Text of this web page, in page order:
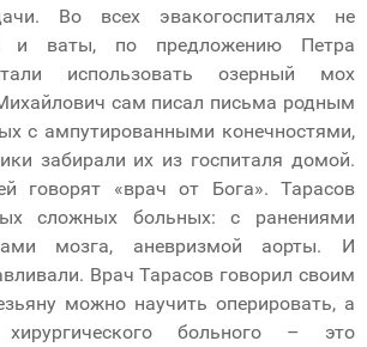
Во всех эвакогоспиталях не
и ваты, по предложению Петра
использовать озерный мох
сам писал письма родным
с ампутированными конечностями,
забирали их из госпиталя домой.
говорят «врач от Бога». Тарасов
сложных больных: с ранениями
мозга, аневризмой аорты. И
Врач Тарасов говорил своим
можно научить оперировать, а
больного – это